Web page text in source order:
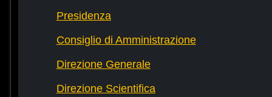
Presidenza
Consiglio di Amministrazione
Direzione Generale
Direzione Scientifica